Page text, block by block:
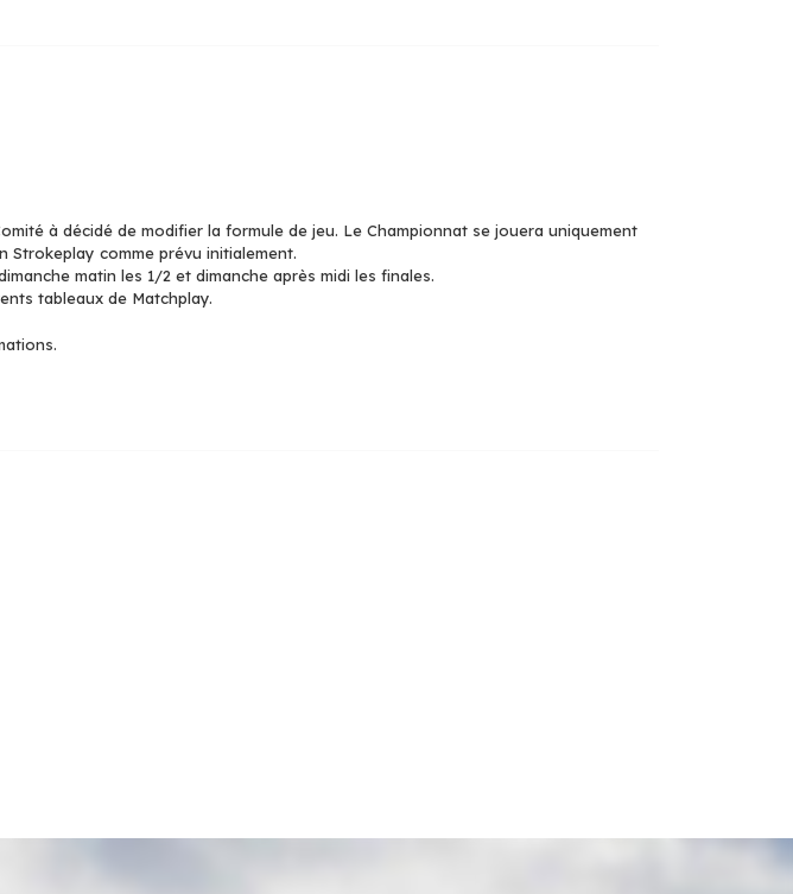
à décidé de modifier la formule de jeu. Le Championnat se jouera uniquement
Strokeplay comme prévu initialement.
matin les 1/2 et dimanche après midi les finales.
tableaux de Matchplay.